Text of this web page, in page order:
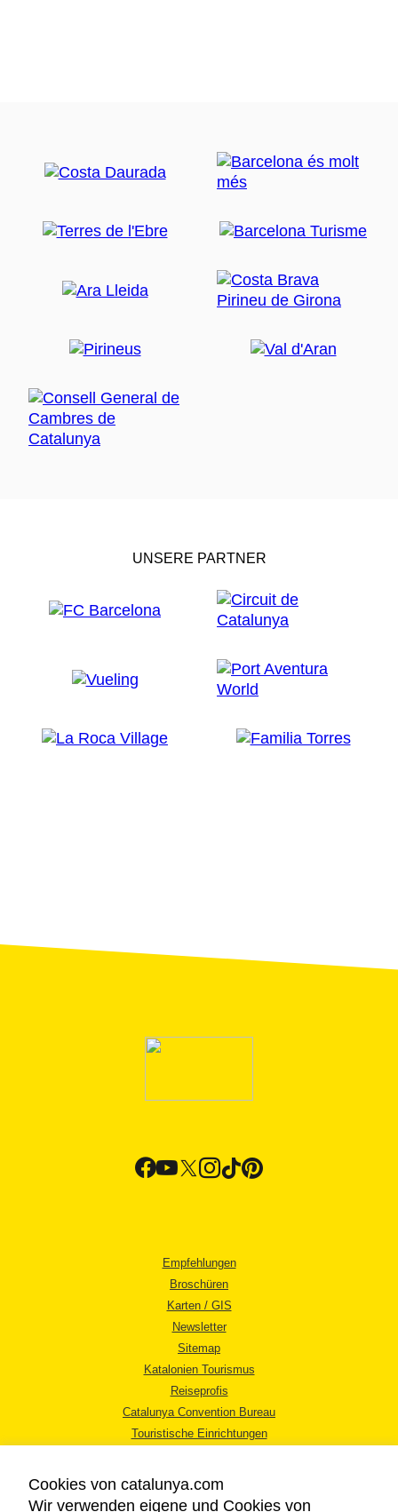
UNSERE PARTNER
Empfehlungen
Broschüren
Karten / GIS
Newsletter
Sitemap
Katalonien Tourismus
Reiseprofis
Catalunya Convention Bureau
Touristische Einrichtungen
Cookies von catalunya.com
Wir verwenden eigene und Cookies von